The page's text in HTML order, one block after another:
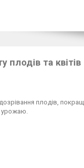
плодів та квітів
плодів,
урожаю.